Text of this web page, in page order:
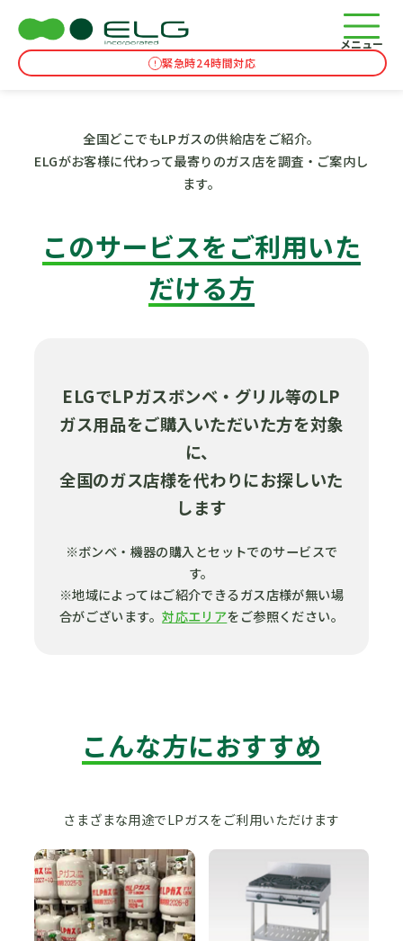
メニュー
緊急時24時間対応
全国ガス店調査代行・照会サービス
TOP全国ガス店調査代行・照会サービス
全国どこでもLPガスの供給店をご紹介。
ELGがお客様に代わって最寄りのガス店を調査・ご案内し
ます。
このサービスをご利用いた
だける方
ELGでLPガスボンベ・グリル等のLP
ガス用品をご購入いただいた方を対象
に、
全国のガス店様を代わりにお探しいた
します
※ボンベ・機器の購入とセットでのサービスで
す。
※地域によってはご紹介できるガス店様が無い場
合がございます。対応エリアをご参照ください。
こんな方におすすめ
さまざまな用途でLPガスをご利用いただけます